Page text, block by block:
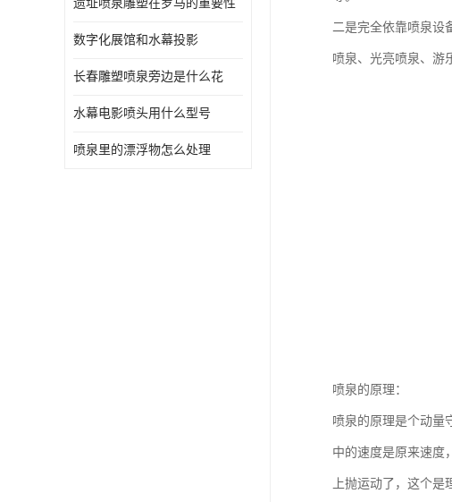
遗址喷泉雕塑在罗马的重要性
数字化展馆和水幕投影
长春雕塑喷泉旁边是什么花
水幕电影喷头用什么型号
喷泉里的漂浮物怎么处理
二是完全依靠喷泉设
喷泉、光亮喷泉、游
喷泉的原理：
喷泉的原理是个动量
中的速度是原来速度
上抛运动了，这个是